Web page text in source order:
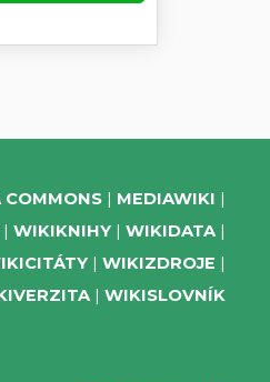
MEDIAWIKI
WIKIKNIHY
WIKIDATA
WIKIZDROJE
WIKISLOVNÍK